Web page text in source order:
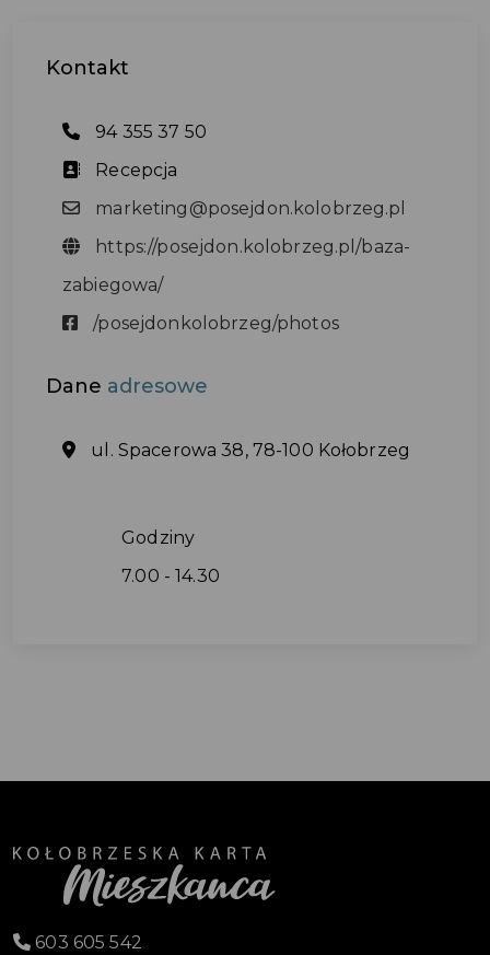
Kontakt
94 355 37 50
Recepcja
marketing@posejdon.kolobrzeg.pl
https://posejdon.kolobrzeg.pl/baza-
zabiegowa/
/posejdonkolobrzeg/photos
Dane adresowe
ul. Spacerowa 38, 78-100 Kołobrzeg
Godziny
7.00 - 14.30
603 605 542